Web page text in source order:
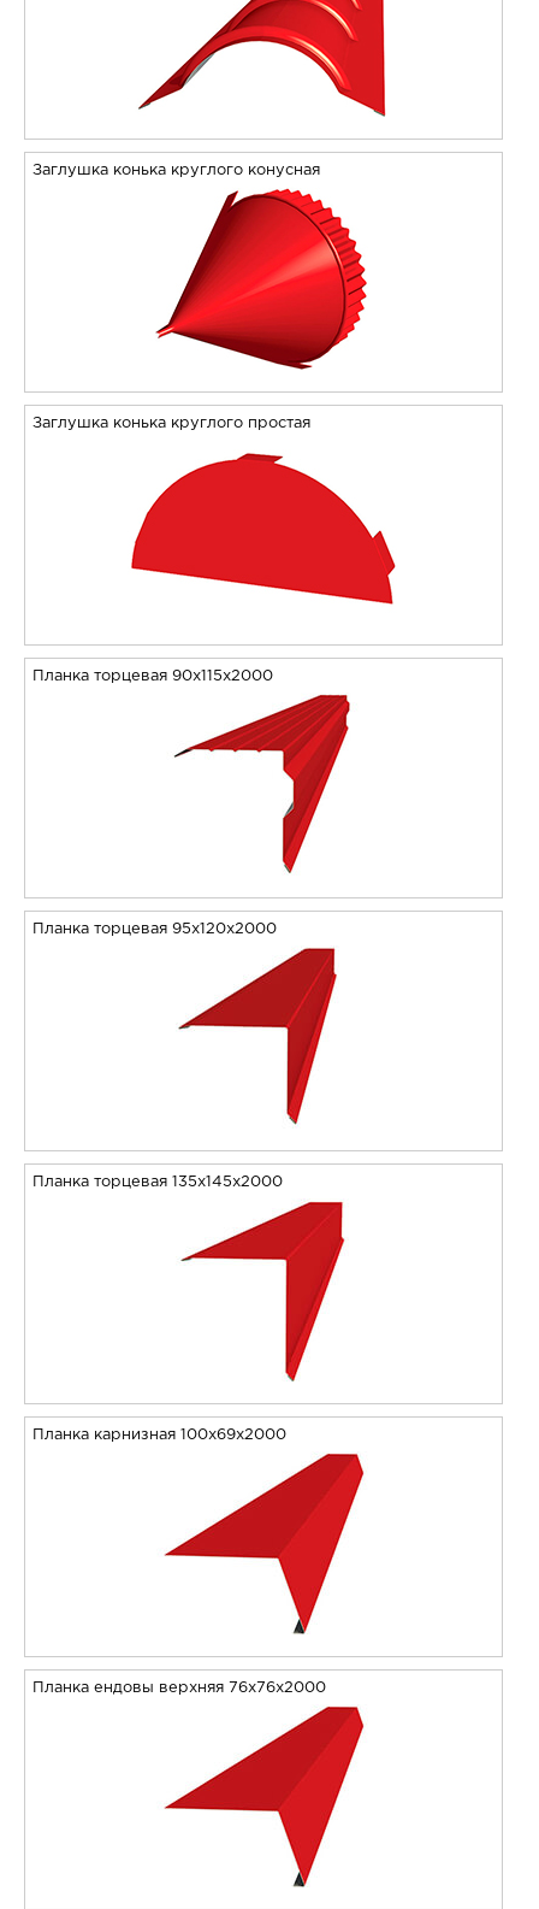
Заглушка конька круглого конусная
Заглушка конька круглого простая
Планка торцевая 90х115х2000
Планка торцевая 95х120х2000
Планка торцевая 135х145х2000
Планка карнизная 100х69х2000
Планка ендовы верхняя 76х76х2000